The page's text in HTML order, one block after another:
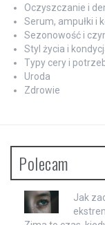
Oczyszczanie i
Serum, ampułki i
Sezonowość i
Styl życia i
Typy cery i
Uroda
Zdrowie
Polecam
Jak